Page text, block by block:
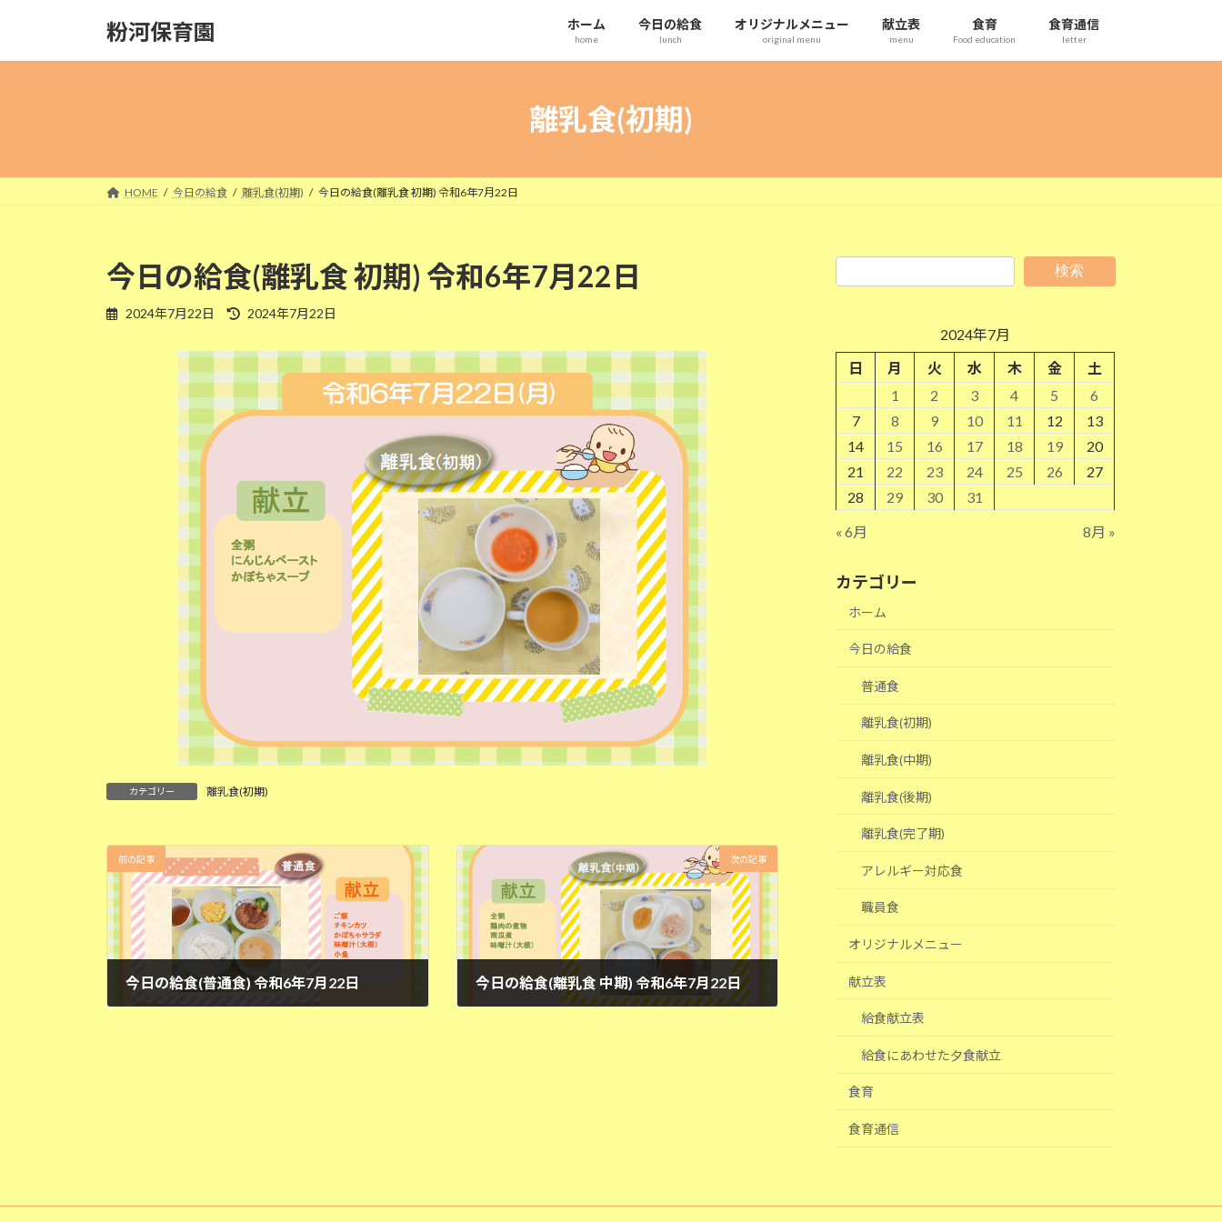
粉河保育園 ホーム
home
今日の給食
lunch
オリジナルメニュー
original menu
献立表
menu
食育
Food education
食育通信
letter
離乳食(初期)
HOME 今日の給食 離乳食(初期) 今日の給食(離乳食 初期) 令和6年7月22日
今日の給食(離乳食 初期) 令和6年7月22日
2024年7月22日
最
更
日
:
2024年7月22日
カテゴリー 離乳食(初期)
前の記事
今日の給食(普通食) 令和6年7月22日
次の記事
今日の給食(離乳食 中期) 令和6年7月22日
検索
2024年7月
日
月 火 水 木 金
土
1
2 3 4 5
6
7
8 9 10 11 12
13
14
15 16 17 18 19
20
21
22 23 24 25 26
27
28
29 30 31
« 6月 8月 »
カテゴリー
ホーム
今日の給食
普通食
離乳食(初期)
離乳食(中期)
離乳食(後期)
離乳食(完了期)
アレルギー対応食
職員食
オリジナルメニュー
献立表
給食献立表
給食にあわせた夕食献立
食育
食育通信